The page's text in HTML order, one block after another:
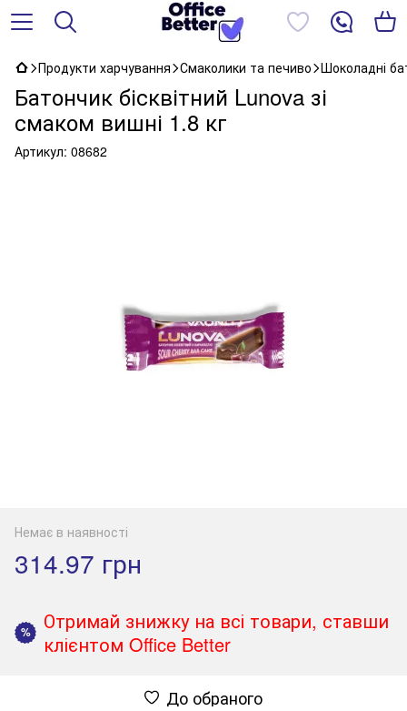
Продукти харчування Смаколики та печиво Шоколадні
Батончик бісквітний Lunova зі
смаком вишні 1.8 кг
Артикул: 08682
Немає в наявності
314.97 грн
%
Отримай знижку на всі товари, ставши
клієнтом Office Better
До обраного